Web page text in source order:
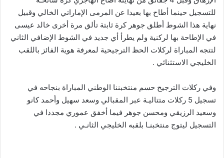
للتسجيل حينما أطاح بها بعيدا عن المرمى الإماراتي الخالي وقبيل
نهاية هذا الشوط أطلق جوهر كرة ثابتة تألق مرة أخرى خالد عيسى
في الإطاحة بها لركنية ولم يطرأ أي جديد في الشوط الإضافي الثاني
لتتجه المباراة لركلات الحظ الترجيحية لمعرفة هوية الفائز باللقب
الخليجي الاستثنائي .
وفي ركلات الترجيح حسم منتخبننا الوطني المباراة بنجاحه في
تسجيل 5 ركلات متتاليـة عبر المقبالي وسعد سهيل وأحمد كانو
وسعيد الرزيقي ومحسن جوهر فيما أخفق عموري مجددا في
التسجيل ليتوج منتخبنـا بلقبه الخليجي الثانـي .